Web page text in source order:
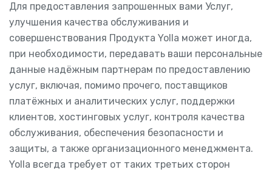
Для предоставления запрошенных вами Услуг,
улучшения качества обслуживания и
совершенствования Продукта Yolla может иногда,
при необходимости, передавать ваши персональные
данные надёжным партнерам по предоставлению
услуг, включая, помимо прочего, поставщиков
платёжных и аналитических услуг, поддержки
клиентов, хостинговых услуг, контроля качества
обслуживания, обеспечения безопасности и
защиты, а также организационного менеджмента.
Yolla всегда требует от таких третьих сторон